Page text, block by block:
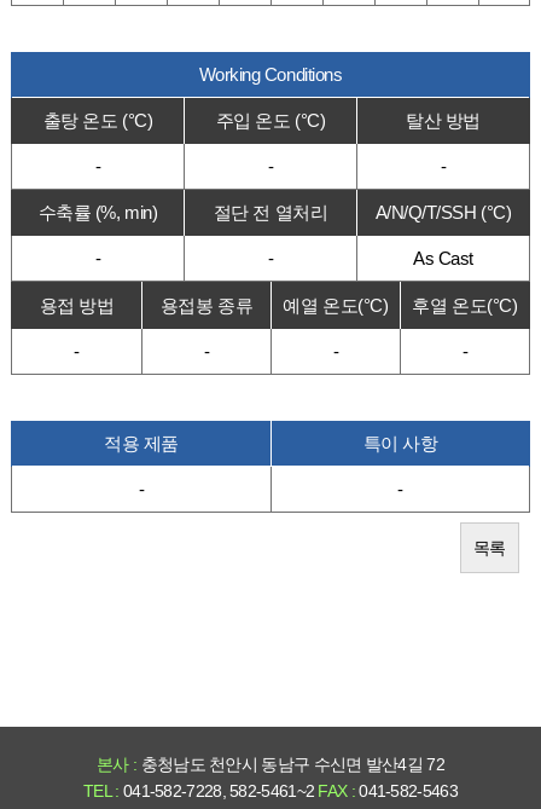
Working Conditions
출탕 온도 (°C) 주입 온도 (°C) 탈산 방법
- - -
수축률 (%, min) 절단 전 열처리 A/N/Q/T/SSH (°C)
- - As Cast
용접 방법 용접봉 종류 예열 온도(°C) 후열 온도(°C)
- - - -
적용 제품 특이 사항
- -
목록
본사 : 충청남도 천안시 동남구 수신면 발산4길 72
TEL : 041-582-7228, 582-5461~2 FAX :041-582-5463